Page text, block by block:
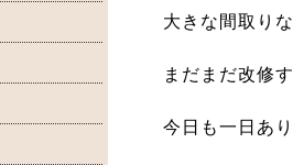
大きな間取り
まだまだ改修
今日も一日あ